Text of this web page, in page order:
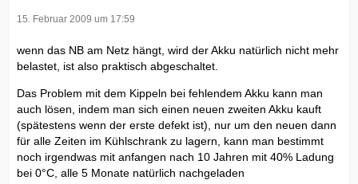
15. Februar 2009 um 17:59
wenn das NB am Netz hängt, wird der Akku natürlich nicht mehr
belastet, ist also praktisch abgeschaltet.
Das Problem mit dem Kippeln bei fehlendem Akku kann man
auch lösen, indem man sich einen neuen zweiten Akku kauft
(spätestens wenn der erste defekt ist), nur um den neuen dann
für alle Zeiten im Kühlschrank zu lagern, kann man bestimmt
noch irgendwas mit anfangen nach 10 Jahren mit 40% Ladung
bei 0°C, alle 5 Monate natürlich nachgeladen